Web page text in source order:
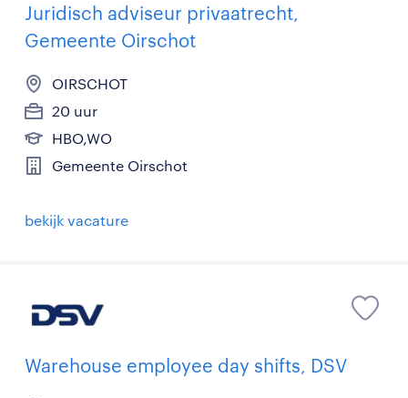
Juridisch adviseur privaatrecht,
Gemeente Oirschot
OIRSCHOT
20 uur
HBO,WO
Gemeente Oirschot
bekijk vacature
Warehouse employee day shifts, DSV